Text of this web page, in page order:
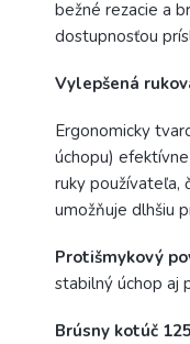
bežné rezacie a
dostupnosťou
Vylepšená
Ergonomicky
úchopu)
ruky používateľa,
umožňuje dlhšiu
Protišmykový
stabilný úchop aj
Brúsny kotúč